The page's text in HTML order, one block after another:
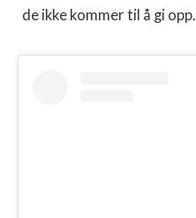
de ikke kommer til å gi opp.